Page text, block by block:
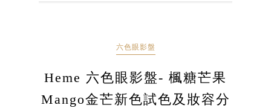
六色眼影盤
Heme 六色眼影盤- 楓糖芒果
Mango金芒新色試色及妝容分